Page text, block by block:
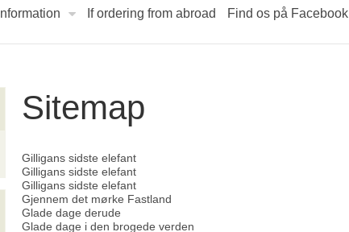
Information If ordering from abroad Find os på Facebook
Sitemap
Gilligans sidste elefant
Gilligans sidste elefant
Gilligans sidste elefant
Gjennem det mørke Fastland
Glade dage derude
Glade dage i den brogede verden